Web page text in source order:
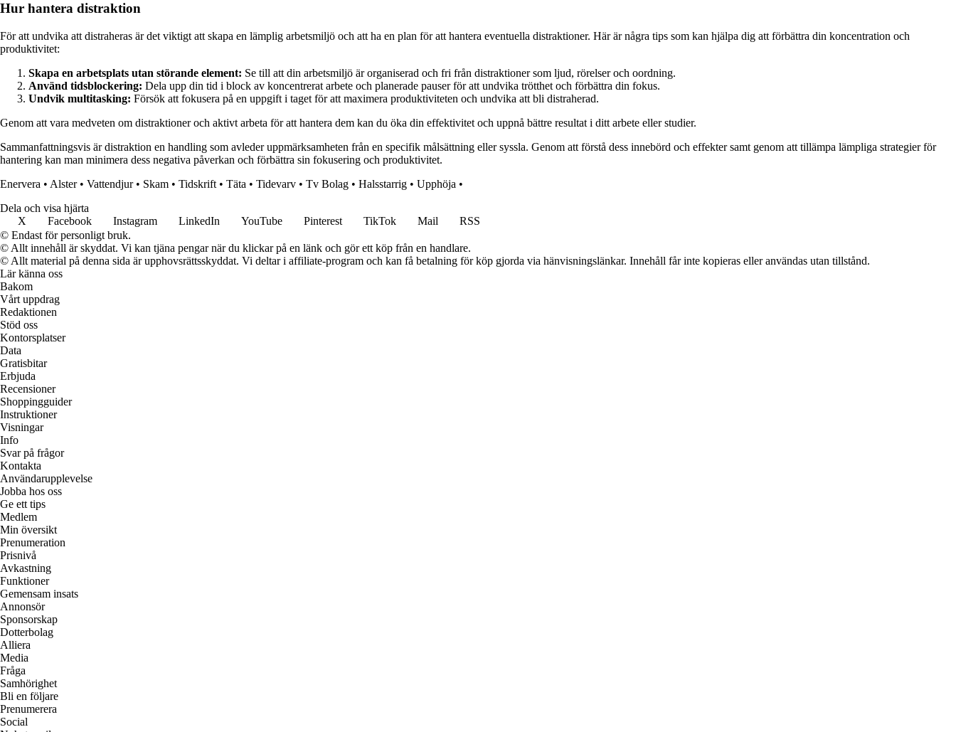
Hur hantera distraktion
För att undvika att distraheras är det viktigt att skapa en lämplig arbetsmiljö och att ha en plan för att hantera eventuella distraktioner. Här är några tips som kan hjälpa dig att förbättra din koncentration och
produktivitet:
Skapa en arbetsplats utan störande element: Se till att din arbetsmiljö är organiserad och fri från distraktioner som ljud, rörelser och oordning.
Använd tidsblockering: Dela upp din tid i block av koncentrerat arbete och planerade pauser för att undvika trötthet och förbättra din fokus.
Undvik multitasking: Försök att fokusera på en uppgift i taget för att maximera produktiviteten och undvika att bli distraherad.
Genom att vara medveten om distraktioner och aktivt arbeta för att hantera dem kan du öka din effektivitet och uppnå bättre resultat i ditt arbete eller studier.
Sammanfattningsvis är distraktion en handling som avleder uppmärksamheten från en specifik målsättning eller syssla. Genom att förstå dess innebörd och effekter samt genom att tillämpa lämpliga strategier för
hantering kan man minimera dess negativa påverkan och förbättra sin fokusering och produktivitet.
Enervera • Alster• Vattendjur• Skam • Tidskrift • Täta • Tidevarv • Tv Bolag • Halsstarrig • Upphöja •
Dela och visa hjärta
X
Facebook Instagram LinkedIn YouTube Pinterest TikTok Mail
RSS
© Endast för personligt bruk.
© Allt innehåll är skyddat. Vi kan tjäna pengar när du klickar på en länk och gör ett köp från en handlare.
© Allt material på denna sida är upphovsrättsskyddat. Vi deltar i affiliate-program och kan få betalning för köp gjorda via hänvisningslänkar. Innehåll får inte kopieras eller användas utan tillstånd.
Lär känna oss
Bakom
Vårt uppdrag
Redaktionen
Stöd oss
Kontorsplatser
Data
Gratisbitar
Erbjuda
Recensioner
Shoppingguider
Instruktioner
Visningar
Info
Svar på frågor
Kontakta
Användarupplevelse
Jobba hos oss
Ge ett tips
Medlem
Min översikt
Prenumeration
Prisnivå
Avkastning
Funktioner
Gemensam insats
Annonsör
Sponsorskap
Dotterbolag
Alliera
Media
Fråga
Samhörighet
Bli en följare
Prenumerera
Social